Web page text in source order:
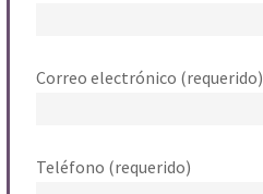
Correo electrónico (requerido)
Teléfono (requerido)